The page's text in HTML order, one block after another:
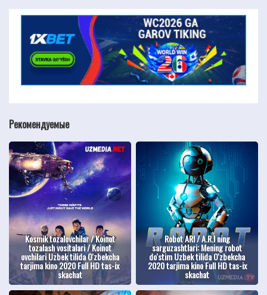
Рекомендуемые
Kosmik tozalovchilar / Koinot
tozalash vositalari / Koinot
ovchilari Uzbek tilida O'zbekcha
tarjima kino 2020 Full HD tas-ix
skachat
Robot ARI / A.R.I ning
sarguzashtlari: Mening robot
do'stim Uzbek tilida O'zbekcha
2020 tarjima kino Full HD tas-ix
skachat